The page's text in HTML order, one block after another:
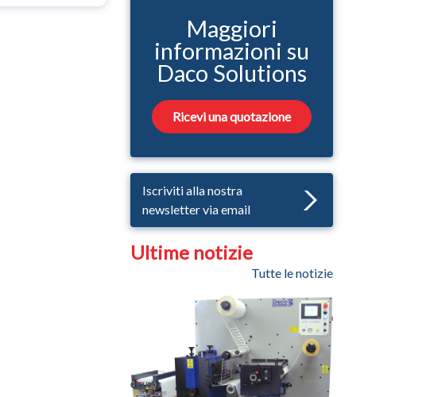
Maggiori
informazioni su
Daco Solutions
Ricevi una quotazione
Iscriviti alla nostra
newsletter via email
Ultime notizie
Tutte le notizie